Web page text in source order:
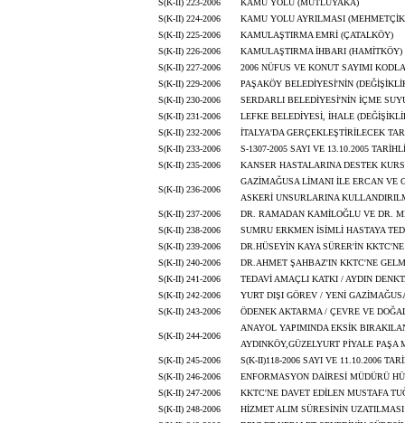
S(K-II) 223-2006
KAMU YOLU (MUTLUYAKA)
S(K-II) 224-2006
KAMU YOLU AYRILMASI
S(K-II) 225-2006
KAMULAŞTIRMA EMRİ (ÇATALKÖY)
S(K-II) 226-2006
KAMULAŞTIRMA İHBARI (HAMİTKÖY)
S(K-II) 227-2006
2006 NÜFUS VE KONUT SAYIMI
S(K-II) 229-2006
PAŞAKÖY BELEDİYESİ'NİN
S(K-II) 230-2006
SERDARLI BELEDİYESİ'NİN İÇME
S(K-II) 231-2006
LEFKE BELEDİYESİ, İHALE
S(K-II) 232-2006
İTALYA'DA GERÇEKLEŞTİRİLECEK
S(K-II) 233-2006
S-1307-2005 SAYI VE 13.10.2005
S(K-II) 235-2006
KANSER HASTALARINA DESTEK
S(K-II) 236-2006
GAZİMAĞUSA LİMANI İLE ERCAN VE
ASKERİ UNSURLARINA
S(K-II) 237-2006
DR. RAMADAN KAMİLOĞLU VE DR.
S(K-II) 238-2006
SUMRU ERKMEN İSİMLİ HASTAYA
S(K-II) 239-2006
DR.HÜSEYİN KAYA SÜRER'İN
S(K-II) 240-2006
DR.AHMET ŞAHBAZ'IN KKTC'NE
S(K-II) 241-2006
TEDAVİ AMAÇLI KATKI / AYDIN
S(K-II) 242-2006
YURT DIŞI GÖREV / YENİ
S(K-II) 243-2006
ÖDENEK AKTARMA / ÇEVRE VE
S(K-II) 244-2006
ANAYOL YAPIMINDA EKSİK
AYDINKÖY,GÜZELYURT PİYALE PAŞA
S(K-II) 245-2006
S(K-II)118-2006 SAYI VE 11.10.2006
S(K-II) 246-2006
ENFORMASYON DAİRESİ MÜDÜRÜ
S(K-II) 247-2006
KKTC'NE DAVET EDİLEN MUSTAFA
S(K-II) 248-2006
HİZMET ALIM SÜRESİNİN